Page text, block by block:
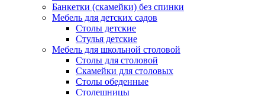
Банкетки (скамейки) без спинки
Мебель для детских садов
Столы детские
Стулья детские
Мебель для школьной столовой
Столы для столовой
Скамейки для столовых
Столы обеденные
Столешницы